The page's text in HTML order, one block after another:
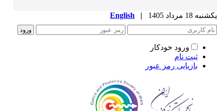
18 مرداد 1405 |
English
ورود خودکار
ثبت نام
بازیابی رمز عبور